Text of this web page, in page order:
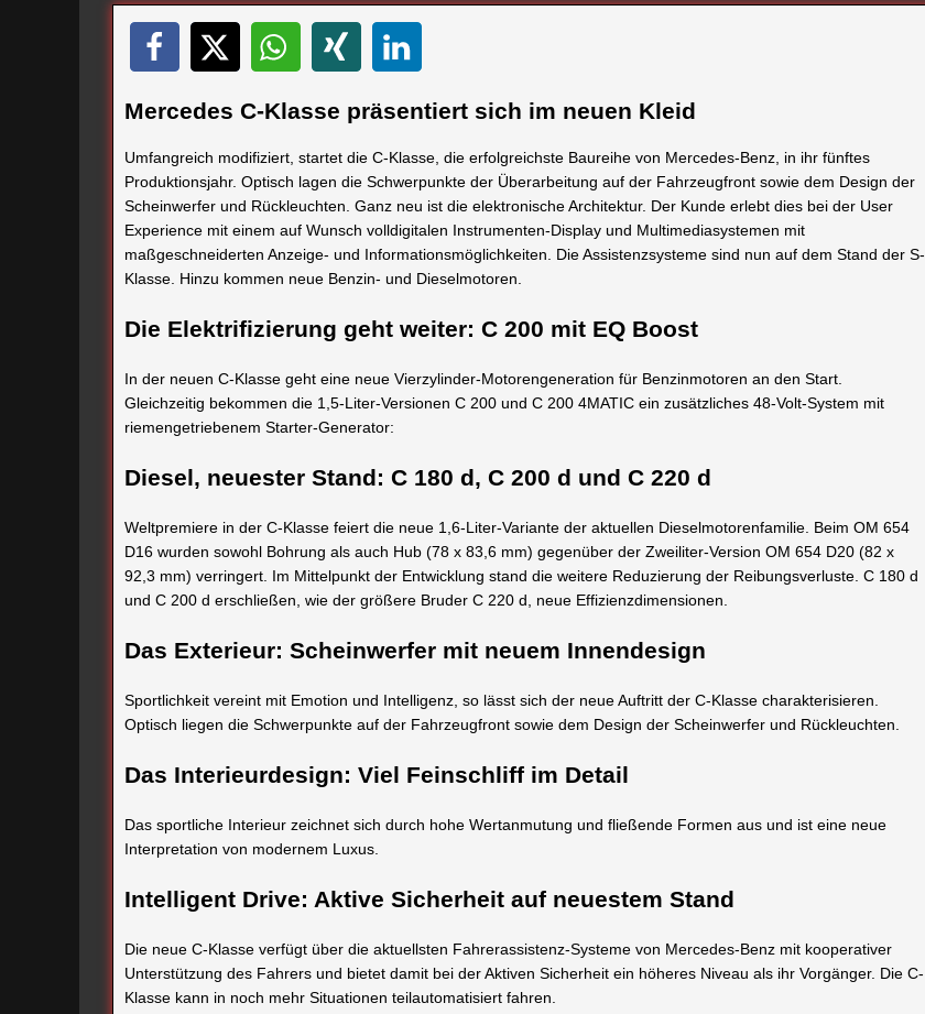
Mercedes C-Klasse präsentiert sich im neuen Kleid
Umfangreich modifiziert, startet die C-Klasse, die erfolgreichste Baureihe von Mercedes-Benz, in ihr fünftes
Produktionsjahr. Optisch lagen die Schwerpunkte der Überarbeitung auf der Fahrzeugfront sowie dem Design der
Scheinwerfer und Rückleuchten. Ganz neu ist die elektronische Architektur. Der Kunde erlebt dies bei der User
Experience mit einem auf Wunsch volldigitalen Instrumenten-Display und Multimediasystemen mit
maßgeschneiderten Anzeige- und Informationsmöglichkeiten. Die Assistenzsysteme sind nun auf dem Stand der S-
Klasse. Hinzu kommen neue Benzin- und Dieselmotoren.
Die Elektrifizierung geht weiter: C 200 mit EQ Boost
In der neuen C-Klasse geht eine neue Vierzylinder-Motorengeneration für Benzinmotoren an den Start.
Gleichzeitig bekommen die 1,5-Liter-Versionen C 200 und C 200 4MATIC ein zusätzliches 48-Volt-System mit
riemengetriebenem Starter-Generator:
Diesel, neuester Stand: C 180 d, C 200 d und C 220 d
Weltpremiere in der C-Klasse feiert die neue 1,6-Liter-Variante der aktuellen Dieselmotorenfamilie. Beim OM 654
D16 wurden sowohl Bohrung als auch Hub (78 x 83,6 mm) gegenüber der Zweiliter-Version OM 654 D20 (82 x
92,3 mm) verringert. Im Mittelpunkt der Entwicklung stand die weitere Reduzierung der Reibungsverluste. C 180 d
und C 200 d erschließen, wie der größere Bruder C 220 d, neue Effizienzdimensionen.
Das Exterieur: Scheinwerfer mit neuem Innendesign
Sportlichkeit vereint mit Emotion und Intelligenz, so lässt sich der neue Auftritt der C-Klasse charakterisieren.
Optisch liegen die Schwerpunkte auf der Fahrzeugfront sowie dem Design der Scheinwerfer und Rückleuchten.
Das Interieurdesign: Viel Feinschliff im Detail
Das sportliche Interieur zeichnet sich durch hohe Wertanmutung und fließende Formen aus und ist eine neue
Interpretation von modernem Luxus.
Intelligent Drive: Aktive Sicherheit auf neuestem Stand
Die neue C-Klasse verfügt über die aktuellsten Fahrerassistenz-Systeme von Mercedes-Benz mit kooperativer
Unterstützung des Fahrers und bietet damit bei der Aktiven Sicherheit ein höheres Niveau als ihr Vorgänger. Die C-
Klasse kann in noch mehr Situationen teilautomatisiert fahren.